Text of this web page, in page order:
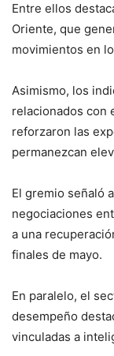
Entre ellos
Oriente, que
movimientos en
Asimismo, los
relacionados con
reforzaron las
permanezcan
El gremio señaló
negociaciones
a una
finales de mayo.
En paralelo, el
desempeño
vinculadas a